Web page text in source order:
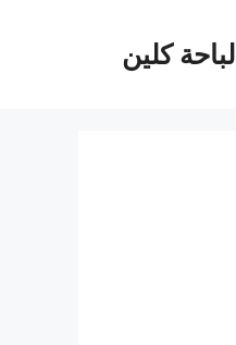
الباحة كلين